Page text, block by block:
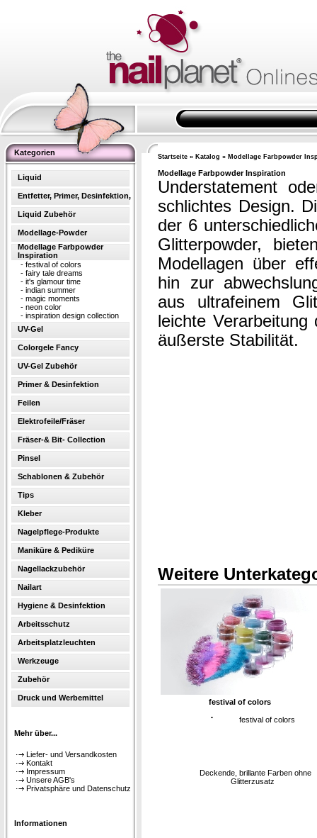
Kategorien
Liquid
Entfetter, Primer, Desinfektion,
Liquid Zubehör
Modellage-Powder
Modellage Farbpowder
Inspiration
- festival of colors
- fairy tale dreams
- it's glamour time
- indian summer
- magic moments
- neon color
- inspiration design collection
UV-Gel
Colorgele Fancy
UV-Gel Zubehör
Primer & Desinfektion
Feilen
Elektrofeile/Fräser
Fräser-& Bit- Collection
Pinsel
Schablonen & Zubehör
Tips
Kleber
Nagelpflege-Produkte
Maniküre & Pediküre
Nagellackzubehör
Nailart
Hygiene & Desinfektion
Arbeitsschutz
Arbeitsplatzleuchten
Werkzeuge
Zubehör
Druck und Werbemittel
Mehr über...
Liefer- und Versandkosten
Kontakt
Impressum
Unsere AGB's
Privatsphäre und Datenschutz
Informationen
Startseite » Katalog » Modellage Farbpowder
Modellage Farbpowder Inspiration
Understatement
schlichtes Design.
der 6
Glitterpowder,
Modellagen über
hin zur
aus ultrafeinem
leichte
äußerste Stabilität.
Weitere
festival of colors
· festival of colors
Deckende, brillante Farben ohne
Glitterzusatz